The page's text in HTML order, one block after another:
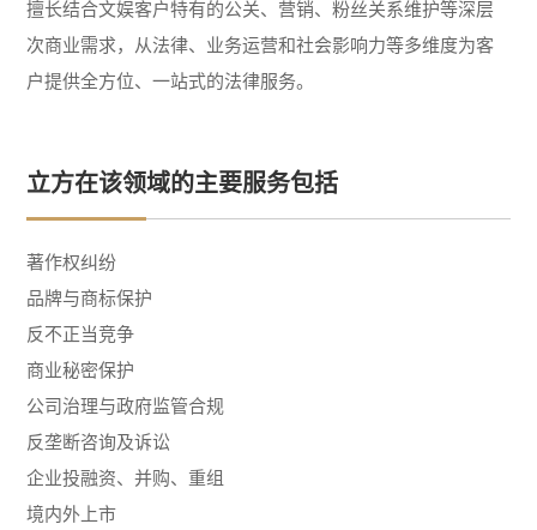
擅长结合文娱客户特有的公关、营销、粉丝关系维护等深层
次商业需求，从法律、业务运营和社会影响力等多维度为客
户提供全方位、一站式的法律服务。
立方在该领域的主要服务包括
著作权纠纷
品牌与商标保护
反不正当竞争
商业秘密保护
公司治理与政府监管合规
反垄断咨询及诉讼
企业投融资、并购、重组
境内外上市